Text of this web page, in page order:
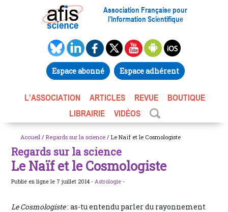
Association Française pour
l’Information Scientifique
Espace abonné Espace adhérent
L’ASSOCIATION ARTICLES REVUE
BOUTIQUE
LIBRAIRIE
VIDÉOS
Accueil / Regards sur la science / Le Naïf et le Cosmologiste
Regards sur la science
Le Naïf et le Cosmologiste
Publié en ligne le 7 juillet 2014 -Astrologie -
Le Cosmologiste: as-tu entendu parler du rayonnement